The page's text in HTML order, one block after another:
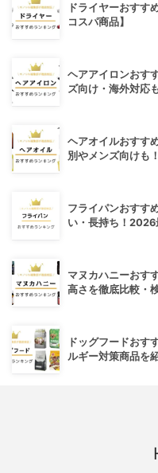
ドライヤーおすす
コスパ商品】
ヘアアイロンおす
ズ向け・海外対応
ヘアオイルおすす
別やメンズ向けも！
フライパンおすす
い・長持ち！2026
マヌカハニーおす
高さを徹底比較・
ドッグフードおす
ルギー対策商品を